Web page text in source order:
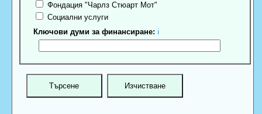
Фондация "Чарлз Стюарт Мот"
Социални услуги
Ключови думи за финансиране: ℹ